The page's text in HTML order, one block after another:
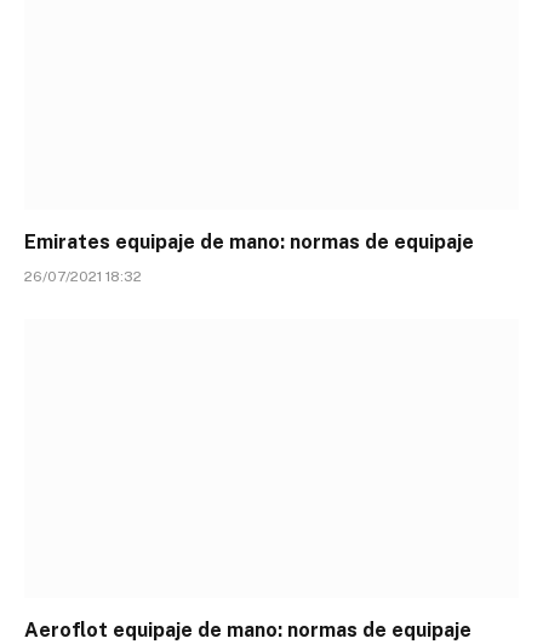
Emirates equipaje de mano: normas de equipaje
26/07/2021 18:32
Aeroflot equipaje de mano: normas de equipaje